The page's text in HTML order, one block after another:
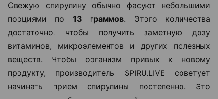
Свежую спирулину обычно фасуют небольшими
порциями по 13 граммов. Этого количества
достаточно, чтобы получить заметную дозу
витаминов, микроэлементов и других полезных
веществ. Чтобы организм привык к новому
продукту, производитель SPIRU.LIVE советует
начинать прием спирулины постепенно. Это